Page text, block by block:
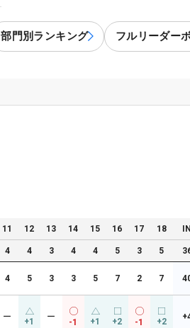
部門別ランキング フルリーダー
11 12 13 14 15 16 17 18
4 4 3 4 4 5 3 5
4 5 3 3 5 7 2 7
ー +1 ー
-1 +1 +2 -1 +2